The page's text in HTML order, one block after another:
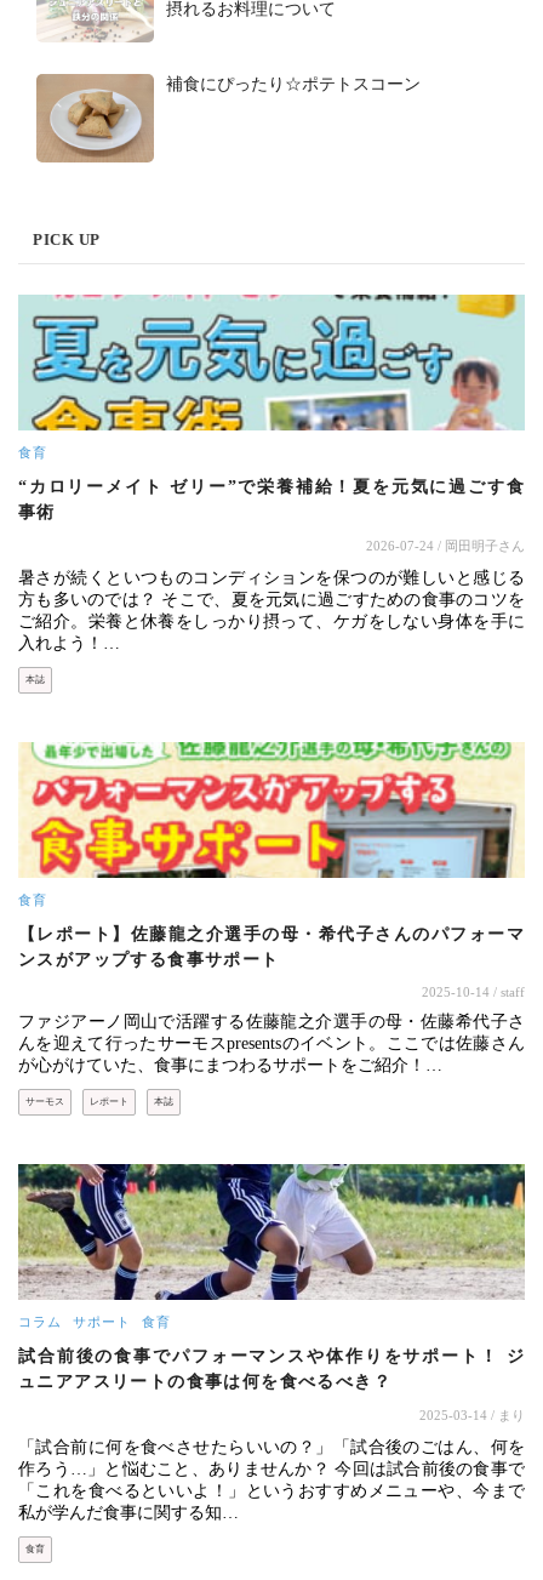
摂れるお料理について
補食にぴったり☆ポテトスコーン
PICK UP
食育
“カロリーメイト ゼリー”で栄養補給！夏を元気に過ごす食
事術
2026-07-24 / 岡田明子さん
暑さが続くといつものコンディションを保つのが難しいと感じる
方も多いのでは？ そこで、夏を元気に過ごすための食事のコツを
ご紹介。栄養と休養をしっかり摂って、ケガをしない身体を手に
入れよう！…
本誌
食育
【レポート】佐藤龍之介選手の母・希代子さんのパフォーマ
ンスがアップする食事サポート
2025-10-14 / staff
ファジアーノ岡山で活躍する佐藤龍之介選手の母・佐藤希代子さ
んを迎えて行ったサーモスpresentsのイベント。ここでは佐藤さん
が心がけていた、食事にまつわるサポートをご紹介！…
サーモス レポート 本誌
コラム サポート 食育
試合前後の食事でパフォーマンスや体作りをサポート！ ジ
ュニアアスリートの食事は何を食べるべき？
2025-03-14 / まり
「試合前に何を食べさせたらいいの？」「試合後のごはん、何を
作ろう…」と悩むこと、ありませんか？ 今回は試合前後の食事で
「これを食べるといいよ！」というおすすめメニューや、今まで
私が学んだ食事に関する知…
食育